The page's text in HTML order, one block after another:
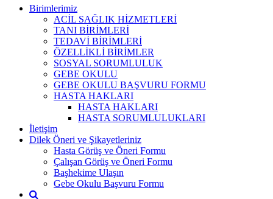
Birimlerimiz
ACİL SAĞLIK HİZMETLERİ
TANI BİRİMLERİ
TEDAVİ BİRİMLERİ
ÖZELLİKLİ BİRİMLER
SOSYAL SORUMLULUK
GEBE OKULU
GEBE OKULU BAŞVURU FORMU
HASTA HAKLARI
HASTA HAKLARI
HASTA SORUMLULUKLARI
İletişim
Dilek Öneri ve Şikayetleriniz
Hasta Görüş ve Öneri Formu
Çalışan Görüş ve Öneri Formu
Başhekime Ulaşın
Gebe Okulu Başvuru Formu